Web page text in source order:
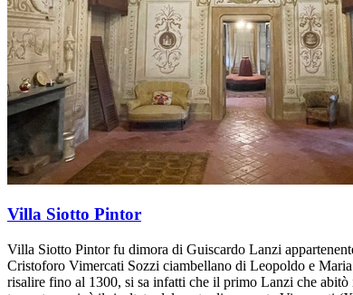
Villa Siotto Pintor
Villa Siotto Pintor fu dimora di Guiscardo Lanzi
Cristoforo Vimercati Sozzi ciambellano di Leopoldo e
risalire fino al 1300, si sa infatti che il primo Lanzi che